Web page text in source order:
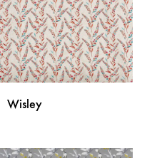
ŽELJA
Wisley